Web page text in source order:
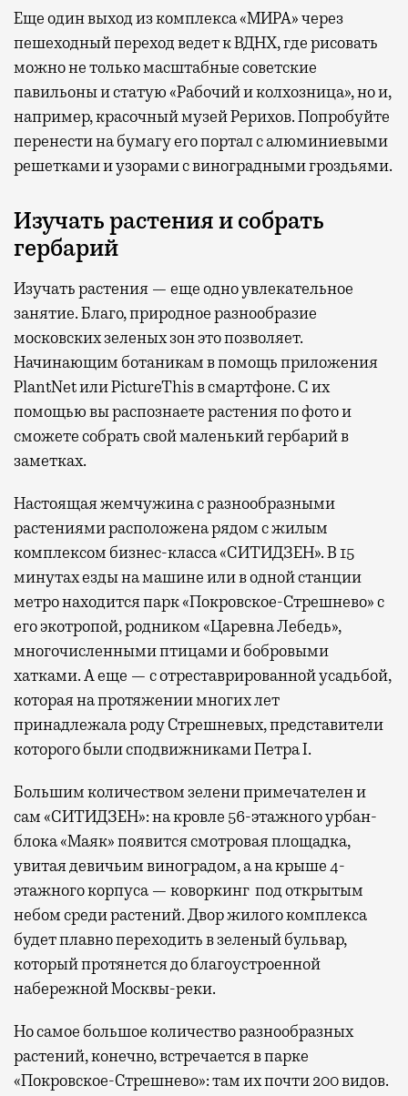
Еще один выход из комплекса «МИРА» через
пешеходный переход ведет к ВДНХ, где рисовать
можно не только масштабные советские
павильоны и статую «Рабочий и колхозница», но и,
например, красочный музей Рерихов. Попробуйте
перенести на бумагу его портал с алюминиевыми
решетками и узорами с виноградными гроздьями.
Изучать растения и собрать
гербарий
Изучать растения — еще одно увлекательное
занятие. Благо, природное разнообразие
московских зеленых зон это позволяет.
Начинающим ботаникам в помощь приложения
PlantNet или PictureThis в смартфоне. С их
помощью вы распознаете растения по фото и
сможете собрать свой маленький гербарий в
заметках.
Настоящая жемчужина с разнообразными
растениями расположена рядом с жилым
комплексом бизнес-класса «СИТИДЗЕН». В 15
минутах езды на машине или в одной станции
метро находится парк «Покровское-Стрешнево» с
его экотропой, родником «Царевна Лебедь»,
многочисленными птицами и бобровыми
хатками. А еще — с отреставрированной усадьбой,
которая на протяжении многих лет
принадлежала роду Стрешневых, представители
которого были сподвижниками Петра I.
Большим количеством зелени примечателен и
сам «СИТИДЗЕН»: на кровле 56-этажного урбан-
блока «Маяк» появится смотровая площадка,
увитая девичьим виноградом, а на крыше 4-
этажного корпуса — коворкинг под открытым
небом среди растений. Двор жилого комплекса
будет плавно переходить в зеленый бульвар,
который протянется до благоустроенной
набережной Москвы-реки.
Но самое большое количество разнообразных
растений, конечно, встречается в парке
«Покровское-Стрешнево»: там ихпочти 200 видов.